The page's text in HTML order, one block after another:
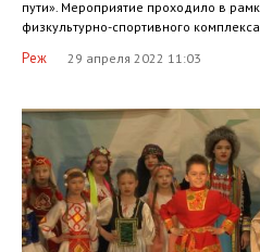
пути». Мероприятие проходило в
физкультурно-спортивного комплекса
Реж 29 апреля 2022 11:03